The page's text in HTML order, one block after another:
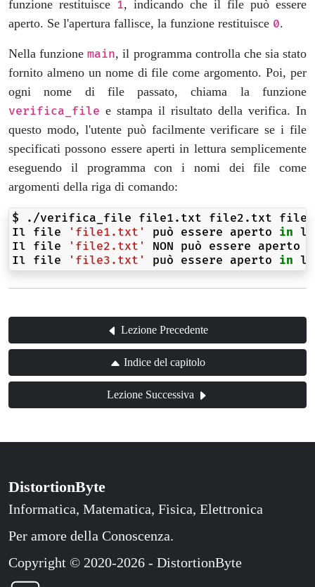
funzione restituisce 1, indicando che il file può essere
aperto. Se l'apertura fallisce, la funzione restituisce 0.
Nella funzionemain, il programma controlla che sia stato
fornito almeno un nome di file come argomento. Poi, per
ogni nome di file passato, chiama la funzione
verifica_file e stampa il risultato della verifica. In
questo modo, l'utente può facilmente verificare se i file
specificati possono essere aperti in lettura semplicemente
eseguendo il programma con i nomi dei file come
argomenti della riga di comando:
$ ./verifica_file file1.txt file2.txt
Il file 'file1.txt' può essere aperto in
Il file 'file2.txt' NON può essere aperto
Il file 'file3.txt' può essere aperto in
Lezione Precedente
Indice del capitolo
Lezione Successiva
DistortionByte
Informatica, Matematica, Fisica, Elettronica
Per amore della Conoscenza.
Copyright © 2020-2026 - DistortionByte